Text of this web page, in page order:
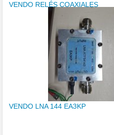
VENDO RELÉS COAXIALES
VENDO LNA 144 EA3KP